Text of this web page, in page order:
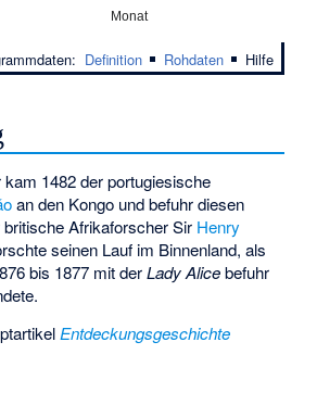
Monat
Definition Rohdaten Hilfe
1482 der portugiesische
an den Kongo und befuhr diesen
Afrikaforscher Sir Henry
seinen Lauf im Binnenland, als
bis 1877 mit derLady Alicebefuhr
Entdeckungsgeschichte